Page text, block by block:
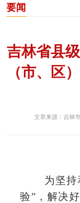
要闻
吉林省县
（市、区
文章来源：吉林
为坚持和
验”，解决